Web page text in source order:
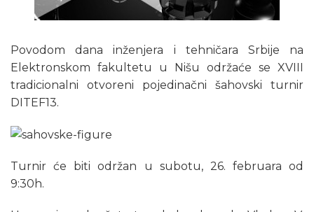
Povodom dana inženjera i tehničara Srbije na
Elektronskom fakultetu u Nišu održaće se XVIII
tradicionalni otvoreni pojedinačni šahovski turnir
DITEF13.
Turnir će biti održan u subotu, 26. februara od
9:30h.